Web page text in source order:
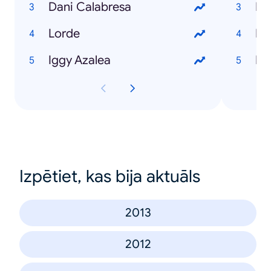
Dani Calabresa
Lorde
Iggy Azalea
Izpētiet, kas bija aktuāls
2013
2012